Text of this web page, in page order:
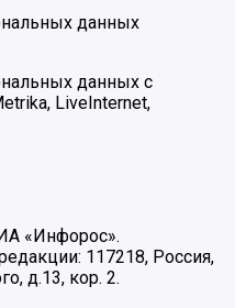
данных
данных с
LiveInternet,
«Инфорос».
117218, Россия,
д.13, кор. 2.